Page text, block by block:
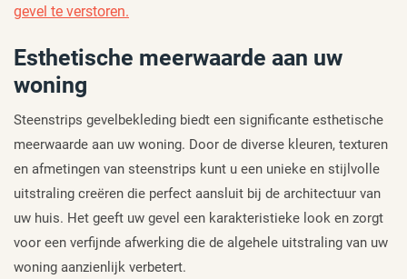
gevel te verstoren.
Esthetische meerwaarde aan uw
woning
Steenstrips gevelbekleding biedt een significante esthetische
meerwaarde aan uw woning. Door de diverse kleuren, texturen
en afmetingen van steenstrips kunt u een unieke en stijlvolle
uitstraling creëren die perfect aansluit bij de architectuur van
uw huis. Het geeft uw gevel een karakteristieke look en zorgt
voor een verfijnde afwerking die de algehele uitstraling van uw
woning aanzienlijk verbetert.